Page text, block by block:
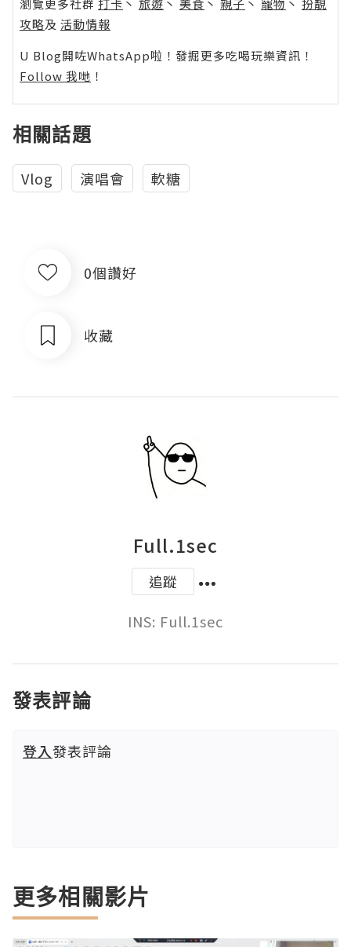
瀏覽更多社群 打卡 丶 旅遊 丶 美食 丶 親子 丶 寵物 丶 扮靚
攻略及 活動情報
U Blog開咗WhatsApp啦！發掘更多吃喝玩樂資訊！
Follow 我哋 ！
相關話題
Vlog 演唱會 軟糖
0個讚好
收藏
Full.1sec
追蹤
INS: Full.1sec
發表評論
登入發表評論
更多相關影片